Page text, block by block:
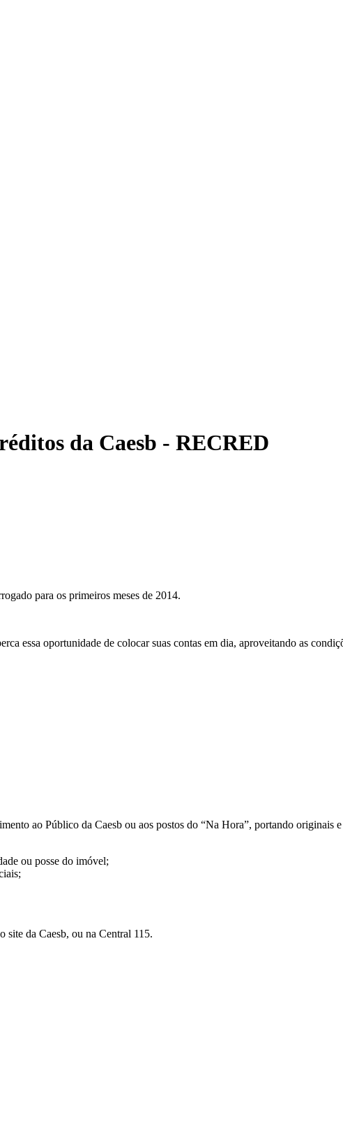
da Caesb - RECRED
para os primeiros meses de 2014.
essa oportunidade de colocar suas contas em dia, aproveitando as
ao Público da Caesb ou aos postos do “Na Hora”, portando originais
ou posse do imóvel;
da Caesb, ou na Central 115.